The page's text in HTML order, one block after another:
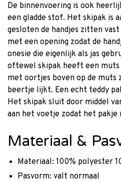
De binnenvoering is ook
een gladde stof. Het skipak is
gesloten de handjes zitten
met een opening zodat de
onesie die eigenlijk als jas
oftewel skipak heeft een
met oortjes boven op de muts
beertje lijkt. Een echt teddy
Het skipak sluit door middel
aan het voetje zodat het pakje
Materiaal &
Materiaal: 100% polyester
Pasvorm: valt normaal